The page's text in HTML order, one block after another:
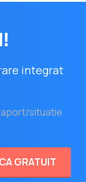
integrat
situatie
GRATUIT